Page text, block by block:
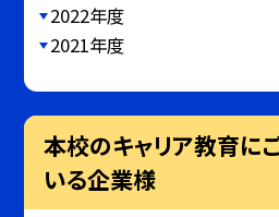
2022年度
2021年度
本校のキャリア教育に
いる企業様